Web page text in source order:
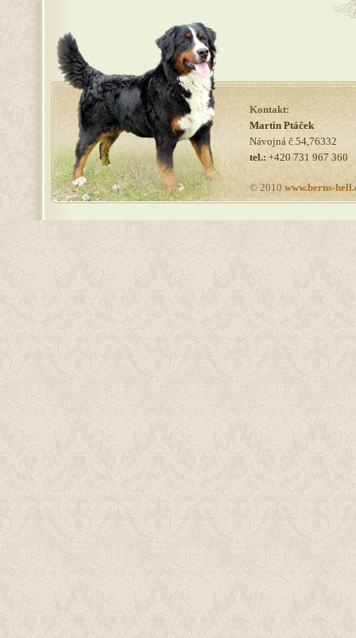
Kontakt:
Martin Ptáček
Návojná č.54,76332
tel.: +420 731 967 360
© 2010 www.berns-